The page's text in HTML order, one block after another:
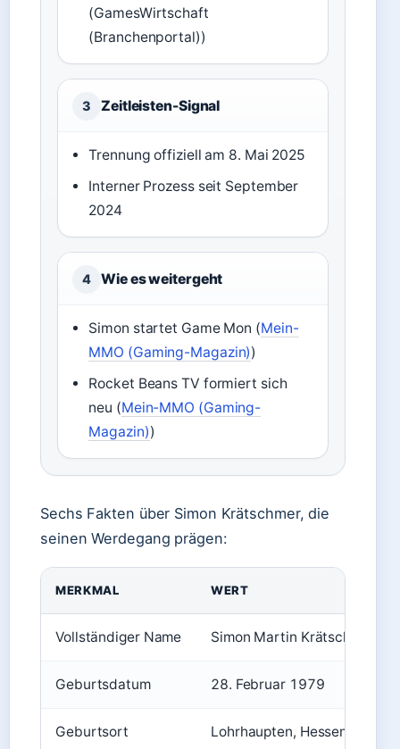
(GamesWirtschaft
(Branchenportal))
3 Zeitleisten-Signal
Trennung offiziell am 8. Mai 2025
Interner Prozess seit September
2024
4 Wie es weitergeht
Simon startet Game Mon (Mein-
MMO (Gaming-Magazin))
Rocket Beans TV formiert sich
neu (Mein-MMO (Gaming-
Magazin))
Sechs Fakten über Simon Krätschmer, die
seinen Werdegang prägen:
MERKMAL WERT
Vollständiger Name Simon Martin Krätschmer
Geburtsdatum 28. Februar 1979
Geburtsort Lohrhaupten, Hessen